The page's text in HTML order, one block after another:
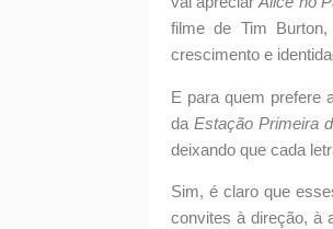
filme de Tim
crescimento e
E para quem prefere
da Estação Primeira
deixando que cada
Sim, é claro que
convites à direção, à